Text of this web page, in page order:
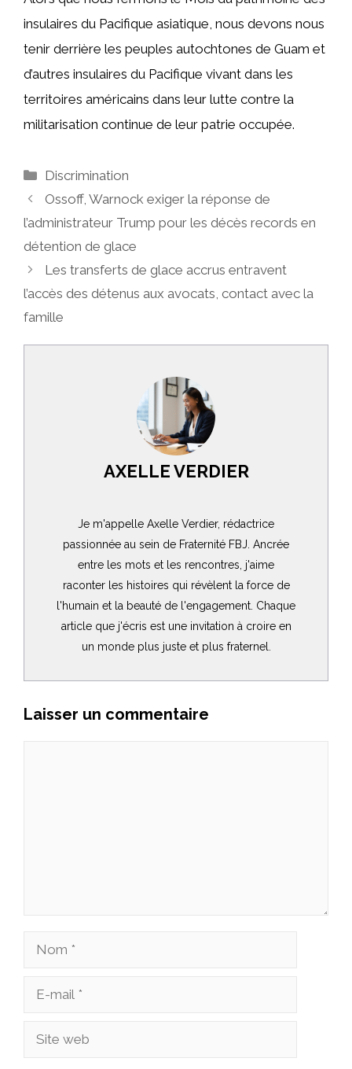
insulaires du Pacifique asiatique, nous devons nous
tenir derrière les peuples autochtones de Guam et
d’autres insulaires du Pacifique vivant dans les
territoires américains dans leur lutte contre la
militarisation continue de leur patrie occupée.
Catégories
Discrimination
Ossoff, Warnock exiger la réponse de
l’administrateur Trump pour les décès records en
détention de glace
Les transferts de glace accrus entravent
l’accès des détenus aux avocats, contact avec la
famille
AXELLE VERDIER
Je m'appelle Axelle Verdier, rédactrice
passionnée au sein de Fraternité FBJ. Ancrée
entre les mots et les rencontres, j'aime
raconter les histoires qui révèlent la force de
l'humain et la beauté de l'engagement. Chaque
article que j'écris est une invitation à croire en
un monde plus juste et plus fraternel.
Laisser un commentaire
Nom
Site